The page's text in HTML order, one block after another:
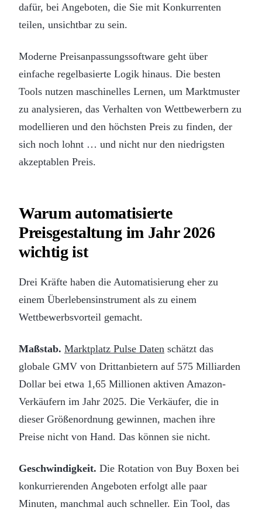
dafür, bei Angeboten, die Sie mit Konkurrenten
teilen, unsichtbar zu sein.
Moderne Preisanpassungssoftware geht über
einfache regelbasierte Logik hinaus. Die besten
Tools nutzen maschinelles Lernen, um Marktmuster
zu analysieren, das Verhalten von Wettbewerbern zu
modellieren und den höchsten Preis zu finden, der
sich noch lohnt … und nicht nur den niedrigsten
akzeptablen Preis.
Warum automatisierte
Preisgestaltung im Jahr 2026
wichtig ist
Drei Kräfte haben die Automatisierung eher zu
einem Überlebensinstrument als zu einem
Wettbewerbsvorteil gemacht.
Maßstab. Marktplatz Pulse Daten schätzt das
globale GMV von Drittanbietern auf 575 Milliarden
Dollar bei etwa 1,65 Millionen aktiven Amazon-
Verkäufern im Jahr 2025. Die Verkäufer, die in
dieser Größenordnung gewinnen, machen ihre
Preise nicht von Hand. Das können sie nicht.
Geschwindigkeit. Die Rotation von Buy Boxen bei
konkurrierenden Angeboten erfolgt alle paar
Minuten, manchmal auch schneller. Ein Tool, das